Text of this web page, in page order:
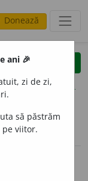
Donează
clear
opțiuni
ani 🎉
zi de zi,
să păstrăm
viitor.